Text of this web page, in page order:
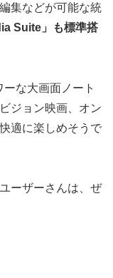
集などが可能な統
Suite」も標準搭
な大画面ノート
ジョン映画、オン
適に楽しめそうで
ーザーさんは、ぜ